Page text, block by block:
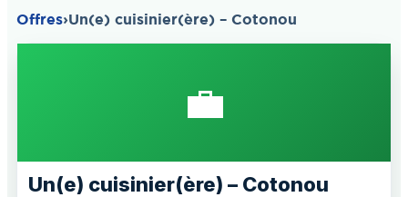
Offres›Un(e) cuisinier(ère) – Cotonou
💼
Un(e) cuisinier(ère) – Cotonou